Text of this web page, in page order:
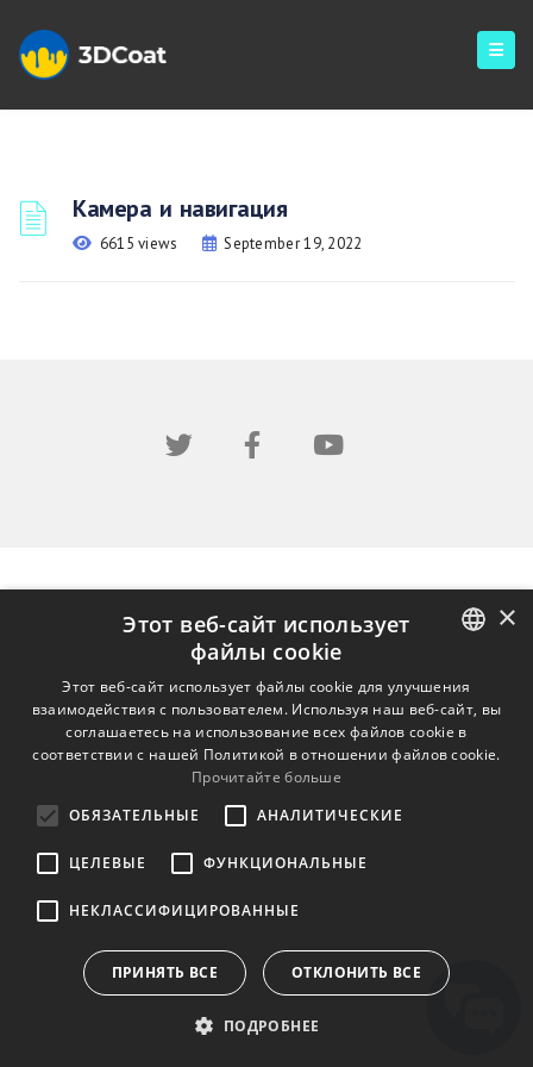
Камера и навигация
6615 views September 19, 2022
ENGLISH
BULGARIAN
CROATIAN
FINNISH
×
Этот веб-сайт использует
файлы cookie
Этот веб-сайт использует файлы cookie для улучшения
взаимодействия с пользователем. Используя наш веб-сайт, вы
соглашаетесь на использование всех файлов cookie в
соответствии с нашей Политикой в ​​отношении файлов cookie.
Прочитайте больше
ОБЯЗАТЕЛЬНЫЕ
АНАЛИТИЧЕСКИЕ
ЦЕЛЕВЫЕ ФУНКЦИОНАЛЬНЫЕ
НЕКЛАССИФИЦИРОВАННЫЕ
ПРИНЯТЬ ВСЕ ОТКЛОНИТЬ ВСЕ
ПОДРОБНЕЕ